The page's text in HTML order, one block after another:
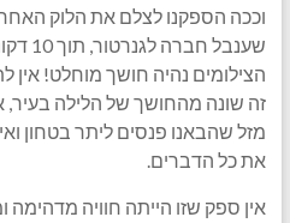
וככה הספקנו לצלם את הלוק
שענבל
הצילומים נהיה חושך מוחלט! אין
זה שונה מהחושך של הלילה
מזל שהבאנו פנסים ליתר בטחון
את כל הדברים.
אין ספק שזו הייתה חוויה